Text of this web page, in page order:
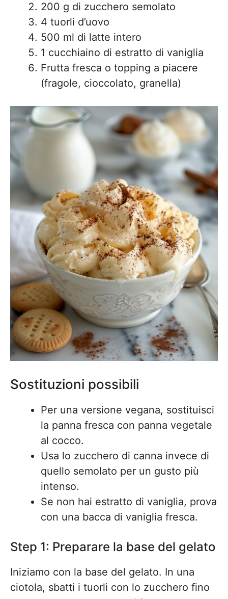
200 g di zucchero semolato
4 tuorli d’uovo
500 ml di latte intero
1 cucchiaino di estratto di vaniglia
Frutta fresca o topping a piacere
(fragole, cioccolato, granella)
Sostituzioni possibili
Per una versione vegana, sostituisci
la panna fresca con panna vegetale
al cocco.
Usa lo zucchero di canna invece di
quello semolato per un gusto più
intenso.
Se non hai estratto di vaniglia, prova
con una bacca di vaniglia fresca.
Step 1: Preparare la base del gelato
Iniziamo con la base del gelato. In una
ciotola, sbatti i tuorli con lo zucchero fino